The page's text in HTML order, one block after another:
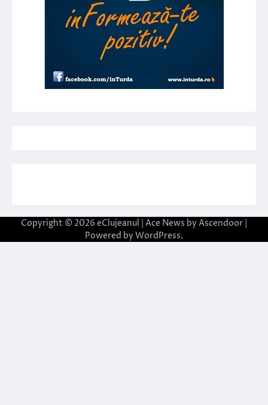
Copyright © 2026 eClujeanul | Ace News by Ascendoor
Powered by WordPress.